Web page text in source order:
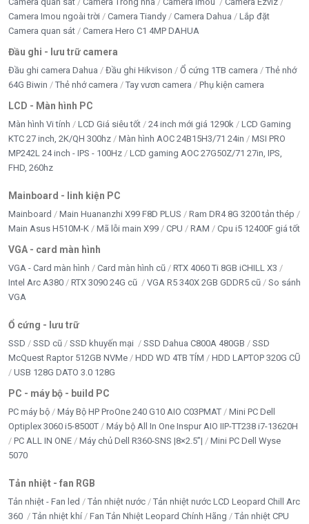
Camera Imou ngoài trời
Camera Tiandy Camera Dahua
Lắp đặt
Camera quan sát
Camera Hero C1 4MP DAHUA
Đầu ghi - lưu trữ camera
Đầu ghi camera Dahua Đầu ghi Hikvison Ổ cứng 1TB camera
Thẻ nhớ
64G Biwin
Thẻ nhớ camera Tay vươn camera Phụ kiện camera
LCD - Màn hình PC
Màn hình Vi tính LCD Giá siêu tốt 24 inch mới giá 1290k
LCD Gaming
KTC 27 inch, 2K/QH 300hz
Màn hình AOC 24B15H3/71 24in
MSI PRO
MP242L 24 inch - IPS - 100Hz
LCD gaming AOC 27G50Z/71 27in, IPS,
FHD, 260hz
Mainboard - linh kiện PC
Mainboard Main Huananzhi X99 F8D PLUS
Ram DR4 8G 3200 tản thép
Main Asus H510M-K
Mã lỗi main X99 CPU RAM Cpu i5 12400F giá tốt
VGA - card màn hình
VGA - Card màn hình Card màn hình cũ
RTX 4060 Ti 8GB iCHILL X3
Intel Arc A380
RTX 3090 24G cũ VGA R5 340X 2GB GDDR5 cũ
So sánh
VGA
Ổ cứng - lưu trữ
SSD SSD cũ SSD khuyến mại SSD Dahua C800A 480GB
SSD
McQuest Raptor 512GB NVMe
HDD WD 4TB TÍM
HDD LAPTOP 320G CŨ
USB 128G DATO 3.0 128G
PC - máy bộ - build PC
PC máy bộ Máy Bộ HP ProOne 240 G10 AIO C03PMAT
Mini PC Dell
Optiplex 3060 i5-8500T
Máy bộ All In One Inspur AIO IIP-TT238 i7-13620H
PC ALL IN ONE
Máy chủ Dell R360-SNS |8×2.5”|
Mini PC Dell Wyse
5070
Tản nhiệt - fan RGB
Tản nhiệt - Fan led Tản nhiệt nước
Tản nhiệt nước LCD Leopard Chill Arc
360
Tản nhiệt khí Fan Tản Nhiệt Leopard Chính Hãng
Tản nhiệt CPU